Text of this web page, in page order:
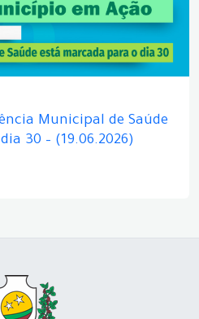
Municipal de Saúde
30 – (19.06.2026)